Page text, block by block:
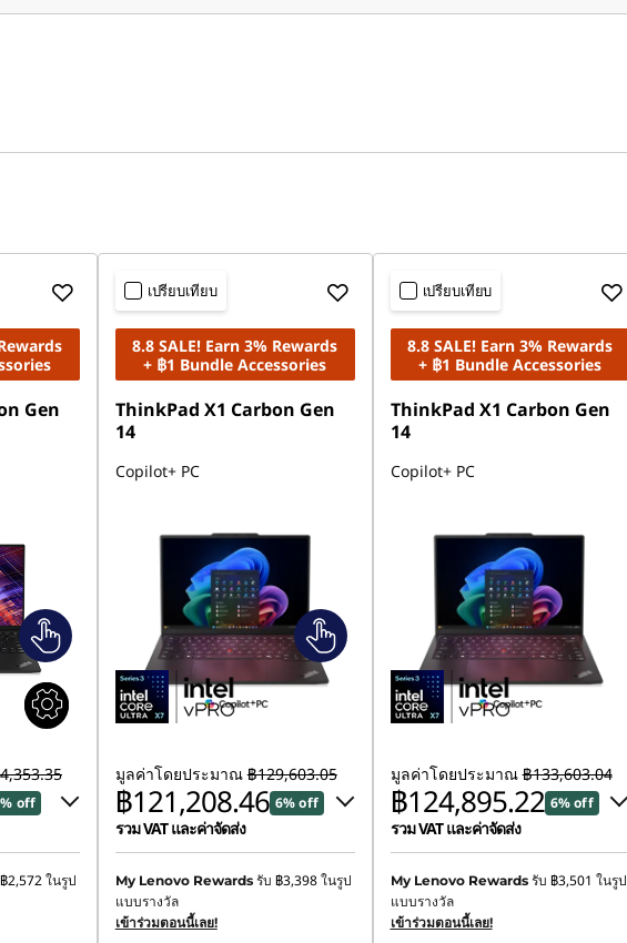
Gen
off
฿2,572ในรูป
เปรียบเทียบ
8.8 SALE! Earn 3% Rewards
+ ฿1 Bundle Accessories
ThinkPad X1 Carbon Gen
14
Copilot+ PC
มูลค่าโดยประมาณ ฿129,603.05
฿121,208.46 6% off
รวม VAT และค่าจัดส่ง
ประหยัดทันที : -฿5,921.01
การประหยัด eCoupon :
My Lenovo Rewards รับ ฿3,398ในรูป
แบบรางวัล
เข้าร่วมตอนนี้เลย!
เปรียบเทียบ
8.8 SALE! Earn 3% Rewards
+ ฿1 Bundle Accessories
ThinkPad X1 Carbon Gen
14
Copilot+ PC
มูลค่าโดยประมาณ ฿133,603.04
฿124,895.22 6% off
รวม VAT และค่าจัดส่ง
ประหยัดทันที : -฿6,159.00
การประหยัด eCoupon :
My Lenovo Rewards รับ ฿3,501 ในรูป
แบบรางวัล
เข้าร่วมตอนนี้เลย!